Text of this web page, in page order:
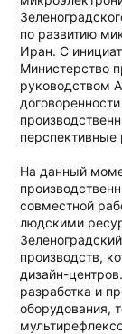
по развитию
Иран. С
Министерство
руководством
перспективные
На данный
совместной
людскими
производств,
дизайн-
разработка и
оборудования,